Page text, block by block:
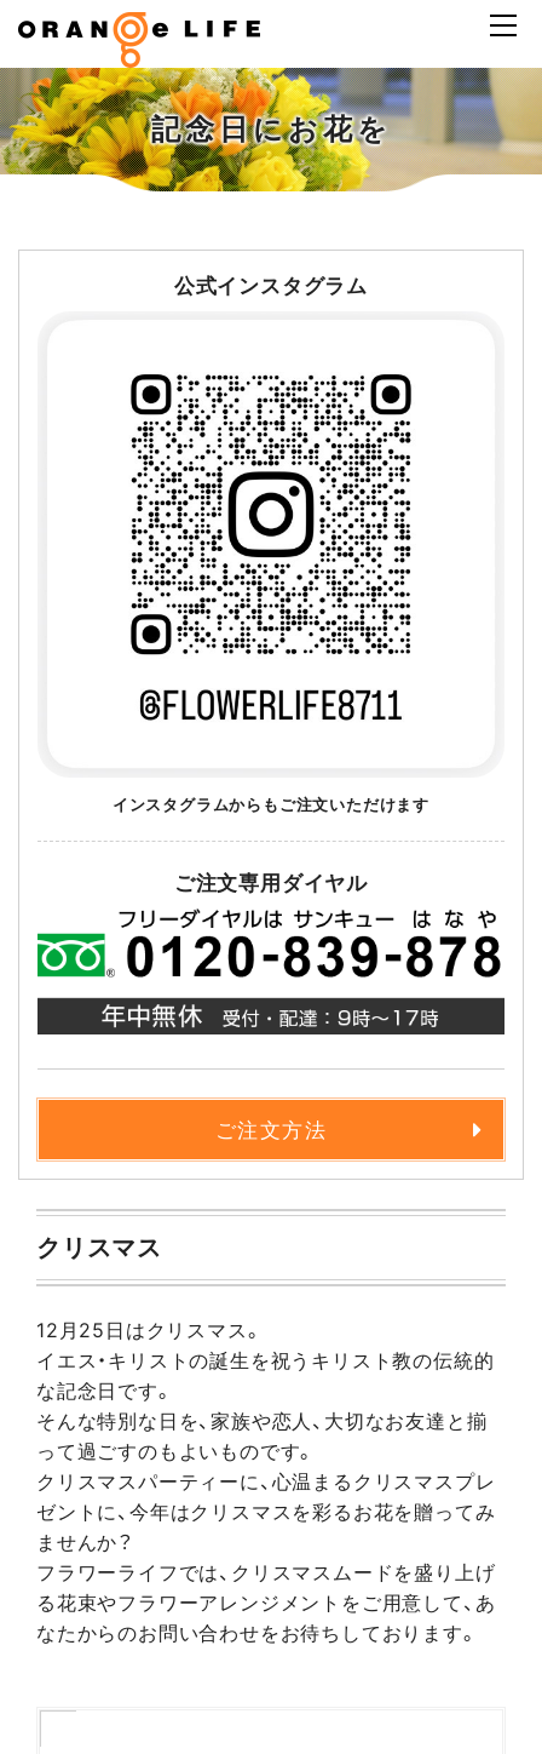
記念日にお花を
公式インスタグラム
インスタグラムからもご注文いただけます
ご注文専用ダイヤル
ご注文方法
クリスマス
12月25日はクリスマス。
イエス・キリストの誕生を祝うキリスト教の伝統的
な記念日です。
そんな特別な日を、家族や恋人、大切なお友達と揃
って過ごすのもよいものです。
クリスマスパーティーに、心温まるクリスマスプレ
ゼントに、今年はクリスマスを彩るお花を贈ってみ
ませんか？
フラワーライフでは、クリスマスムードを盛り上げ
る花束やフラワーアレンジメントをご用意して、あ
なたからのお問い合わせをお待ちしております。